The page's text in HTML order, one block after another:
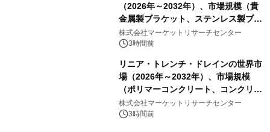
（2026年～2032年）、市場規模（貴
金属製ブラケット、ステンレス製ブラ
ケット、純チタン製ブラケット）・分
析レポートを発表
株式会社マーケットリサーチセンター
3時間前
リニア・トレンチ・ドレインの世界市
場（2026年～2032年）、市場規模
（ポリマーコンクリート、コンクリー
ト、プラスチック、金属）・分析レポ
ートを発表
株式会社マーケットリサーチセンター
3時間前